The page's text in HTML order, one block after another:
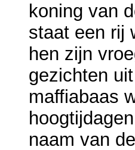
koning van
staat een rij
hen zijn
gezichten
maffiabaas
naam van